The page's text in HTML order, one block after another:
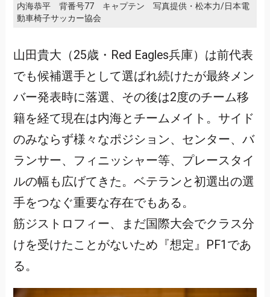
内海恭平 背番号77 キャプテン 写真提供・松本力/日本電
動車椅子サッカー協会
山田貴大（25歳・Red Eagles兵庫）は前代表
でも候補選手として選ばれ続けたが最終メン
バー発表時に落選、その後は2度のチーム移
籍を経て現在は内海とチームメイト。サイド
のみならず様々なポジション、センター、バ
ランサー、フィニッシャー等、プレースタイ
ルの幅も広げてきた。ベテランと初選出の選
手をつなぐ重要な存在でもある。
筋ジストロフィー、まだ国際大会でクラス分
けを受けたことがないため『想定』PF1であ
る。